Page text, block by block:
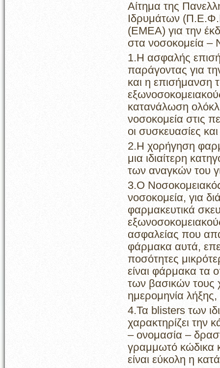
Αίτημα της
Ιδρυμάτων
(EMEA) για την
στα νοσοκομεία –
1.Η ασφαλής
παράγοντας για
και η επισήμανση
κατανάλωση
νοσοκομεία στις
οι συσκευασίες
2.Η χορήγηση
μια ιδιαίτερη
των αναγκών του
3.Ο
νοσοκομεία, για
φαρμακευτικά
ασφαλείας που
φάρμακα αυτά,
ποσότητες
είναι φάρμακα τα
των βασικών τους
ημερομηνία
4.Τα blisters των
χαρακτηρίζει την
– ονομασία –
γραμμωτό κώδικα
είναι εύκολη η